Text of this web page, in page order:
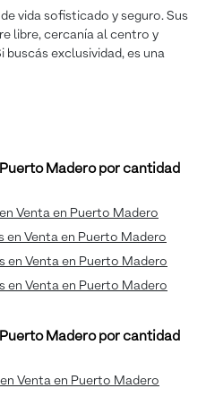
vida sofisticado y seguro. Sus
libre, cercanía al centro y
buscás exclusividad, es una
Madero por cantidad
Venta en Puerto Madero
en Venta en Puerto Madero
en Venta en Puerto Madero
en Venta en Puerto Madero
Madero por cantidad
Venta en Puerto Madero